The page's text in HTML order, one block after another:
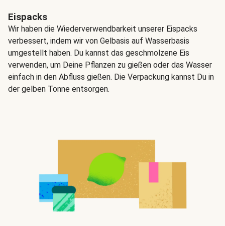
Eispacks
Wir haben die Wiederverwendbarkeit unserer Eispacks
verbessert, indem wir von Gelbasis auf Wasserbasis
umgestellt haben. Du kannst das geschmolzene Eis
verwenden, um Deine Pflanzen zu gießen oder das Wasser
einfach in den Abfluss gießen. Die Verpackung kannst Du in
der gelben Tonne entsorgen.